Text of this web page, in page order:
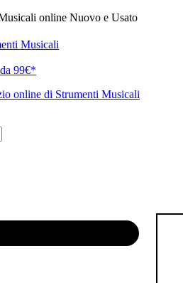
online Nuovo e Usato
Musicali
99€*